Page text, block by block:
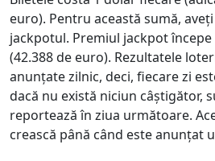
euro). Pentru această sumă,
jackpotul. Premiul jackpot începe
(42.388 de euro). Rezultatele
anunțate zilnic, deci, fiecare zi
dacă nu există niciun câștigător,
reportează în ziua următoare.
crească până când este anunțat